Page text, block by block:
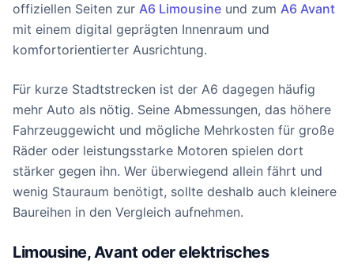
offiziellen Seiten zur A6 Limousine und zum A6 Avant
mit einem digital geprägten Innenraum und
komfortorientierter Ausrichtung.
Für kurze Stadtstrecken ist der A6 dagegen häufig
mehr Auto als nötig. Seine Abmessungen, das höhere
Fahrzeuggewicht und mögliche Mehrkosten für große
Räder oder leistungsstarke Motoren spielen dort
stärker gegen ihn. Wer überwiegend allein fährt und
wenig Stauraum benötigt, sollte deshalb auch kleinere
Baureihen in den Vergleich aufnehmen.
Limousine, Avant oder elektrisches